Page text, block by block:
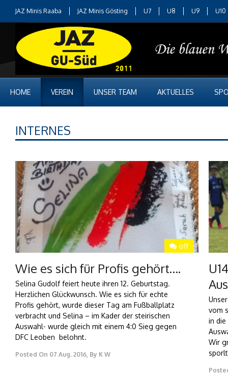
JAZ Minis Raaba JAZ Minis Gösting U7 U8 U9 U10
HOME VEREIN UNSER TEAM AKTUELLES
INTERNES
off
Wie es sich für Profis gehört….
Selina Gudolf feiert heute ihren 12. Geburtstag.
Herzlichen Glückwunsch. Wie es sich für echte
Profis gehört, wurde dieser Tag am Fußballplatz
verbracht und Selina – im Kader der steirischen
Auswahl- wurde gleich mit einem 4:0 Sieg gegen
DFC Leoben belohnt.
Posted On 07 Aug. 2016, By K W
vom
in die
Wir